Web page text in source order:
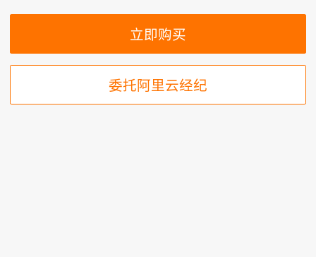
委托阿里云经纪